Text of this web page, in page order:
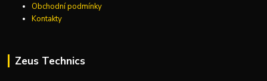
Obchodní podmínky
Kontakty
Zeus Technics